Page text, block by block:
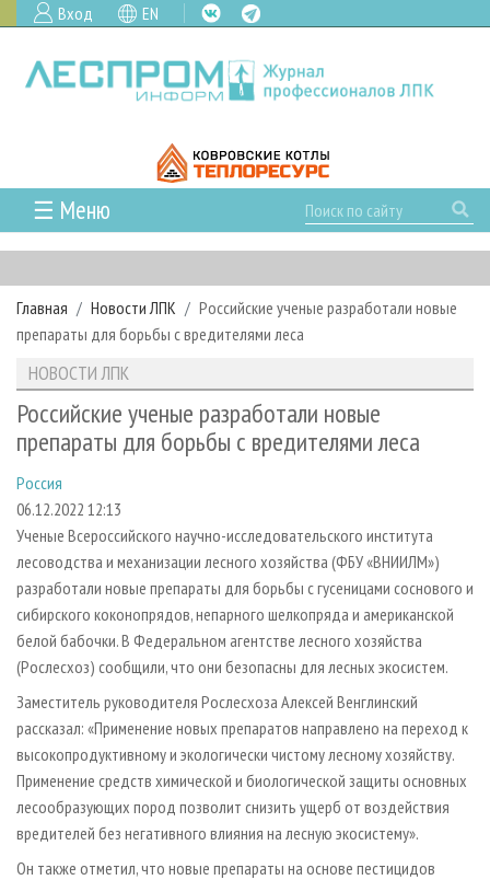
Вход EN
☰ Меню
ГЛАВНАЯ
РУБРИКИ И ТЕМЫ
РУБРИКИ ЖУРНАЛА
ЛЕСОЗАГОТОВКА
ЛЕСОПИЛЕНИЕ
СУШКА ДРЕВЕСИНЫ
ПРОИЗВОДСТВО ДРЕВЕСНЫХ ПЛИТ
ДЕРЕВЯННОЕ ДОМОСТРОЕНИЕ
ПРОИЗВОДСТВО МЕБЕЛИ
БИОЭНЕРГЕТИКА
ИНСТРУМЕНТ И МАТЕРИАЛЫ
НОВОСТИ
НОВОСТИ ЛПК
НОВОСТИ ЖУРНАЛА
ПРОЕКТЫ ЛПИ
АНАЛИТИКА
ПРЕДПРИЯТИЯ ЛПК
ПЕРСОНЫ
МОБИЛЬНЫЕ ВЫСТАВКИ
ОФИЦИАЛЬНЫЕ ДЕЛЕГАЦИИ
ПРИОРИТЕТНЫЕ ИНВЕСТПРОЕКТЫ
RUSSIAN FORESTRY REVIEW
БИБЛИОТЕКА СПЕЦИАЛИСТА
АРХИВ
АРХИВ ЖУРНАЛОВ
О ЖУРНАЛЕ
КОНТАКТЫ
РЕКЛАМОДАТЕЛЯМ
РЕКЛАМА
РЕКЛАМА НА САЙТЕ
Главная Новости ЛПК
Российские ученые разработали новые
препараты для борьбы с вредителями леса
НОВОСТИ ЛПК
Российские ученые разработали новые
препараты для борьбы с вредителями леса
Россия
06.12.2022 12:13
Ученые Всероссийского научно-исследовательского института
лесоводства и механизации лесного хозяйства (ФБУ «ВНИИЛМ»)
разработали новые препараты для борьбы с гусеницами соснового и
сибирского коконопрядов, непарного шелкопряда и американской
белой бабочки. В Федеральном агентстве лесного хозяйства
(Рослесхоз) сообщили, что они безопасны для лесных экосистем.
Заместитель руководителя Рослесхоза Алексей Венглинский
рассказал: «Применение новых препаратов направлено на переход к
высокопродуктивному и экологически чистому лесному хозяйству.
Применение средств химической и биологической защиты основных
лесообразующих пород позволит снизить ущерб от воздействия
вредителей без негативного влияния на лесную экосистему».
Он также отметил, что новые препараты на основе пестицидов